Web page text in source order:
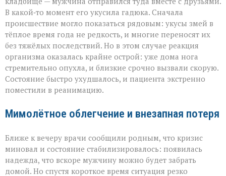
В какой‑то момент его укусила гадюка. Сначала
происшествие могло показаться рядовым: укусы змей в
тёплое время года не редкость, и многие переносят их
без тяжёлых последствий. Но в этом случае реакция
организма оказалась крайне острой: уже дома нога
стремительно опухла, и близкие срочно вызвали скорую.
Состояние быстро ухудшалось, и пациента экстренно
поместили в реанимацию.
Мимолётное облегчение и внезапная потеря
Ближе к вечеру врачи сообщили родным, что кризис
миновал и состояние стабилизировалось: появилась
надежда, что вскоре мужчину можно будет забрать
домой. Но спустя короткое время ситуация резко